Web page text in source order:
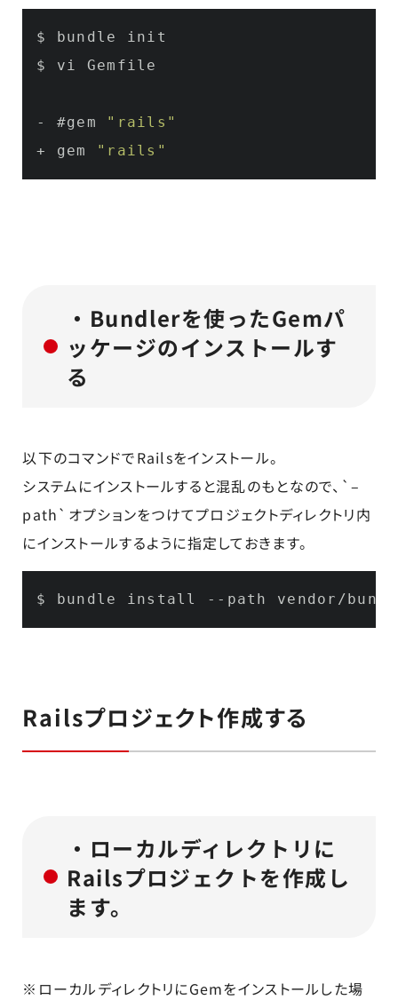
$ bundle init
$ vi Gemfile
- #gem "rails"
+ gem
"rails"
・Bundlerを使ったGemパ
ッケージのインストールす
る
以下のコマンドでRailsをインストール。
システムにインストールすると混乱のもとなので、`–
path`オプションをつけてプロジェクトディレクトリ内
にインストールするように指定しておきます。
$ bundle install --path vendor/
Railsプロジェクト作成する
・ローカルディレクトリに
Railsプロジェクトを作成し
ます。
※ローカルディレクトリにGemをインストールした場